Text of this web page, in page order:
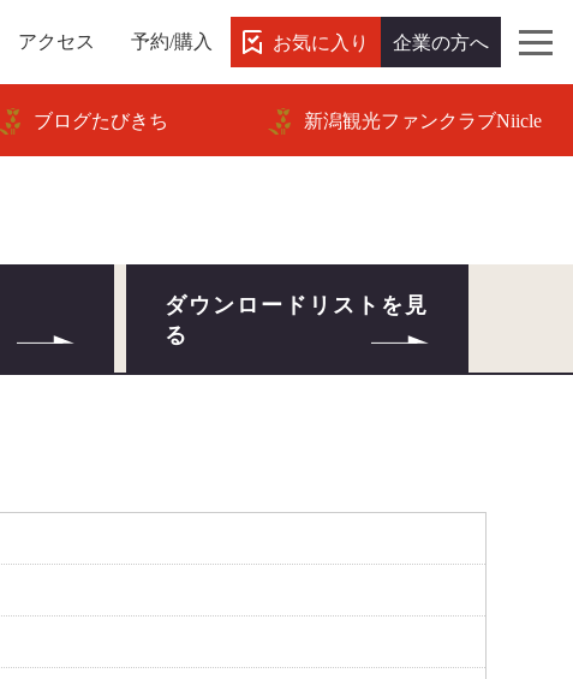
アクセス 予約/購入 お気に入り 企業の方へ
ブログたびきち 新潟観光ファンクラブNiicle
ダウンロードリストを見
る